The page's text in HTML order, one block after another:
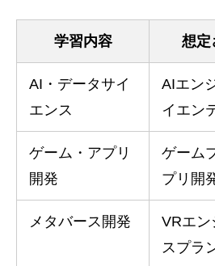
学習内容 想定
AI・データサイ
エンス
AIエン
イエン
ゲーム・アプリ
開発
ゲーム
プリ開
メタバース開発
VRエン
スプラ